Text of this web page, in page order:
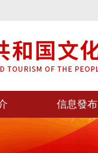
信息發布